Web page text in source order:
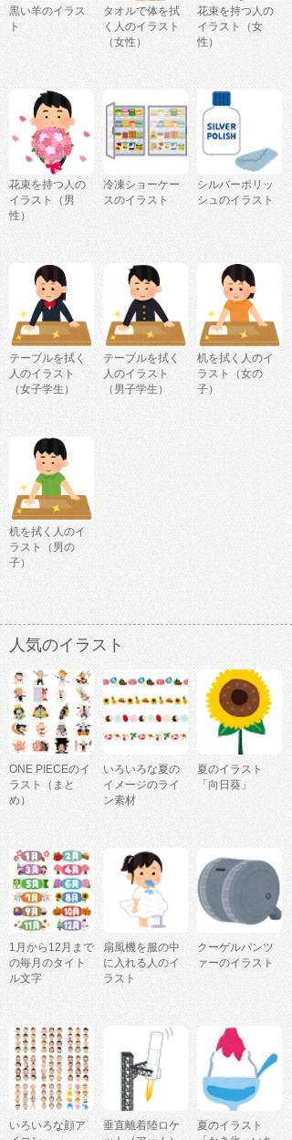
黒い羊のイラス
ト
タオルで体を拭
く人のイラスト
（女性）
花束を持つ人の
イラスト（女
性）
花束を持つ人の
イラスト（男
性）
冷凍ショーケー
スのイラスト
シルバーポリッ
シュのイラスト
テーブルを拭く
人のイラスト
（女子学生）
テーブルを拭く
人のイラスト
（男子学生）
机を拭く人のイ
ラスト（女の
子）
机を拭く人のイ
ラスト（男の
子）
人気のイラスト
ONE PIECEのイ
ラスト（まと
め）
いろいろな夏の
イメージのライ
ン素材
夏のイラスト
「向日葵」
1月から12月まで
の毎月のタイト
ル文字
扇風機を服の中
に入れる人のイ
ラスト
クーゲルパンツ
ァーのイラスト
いろいろな顔ア
垂直離着陸ロケ
夏のイラスト